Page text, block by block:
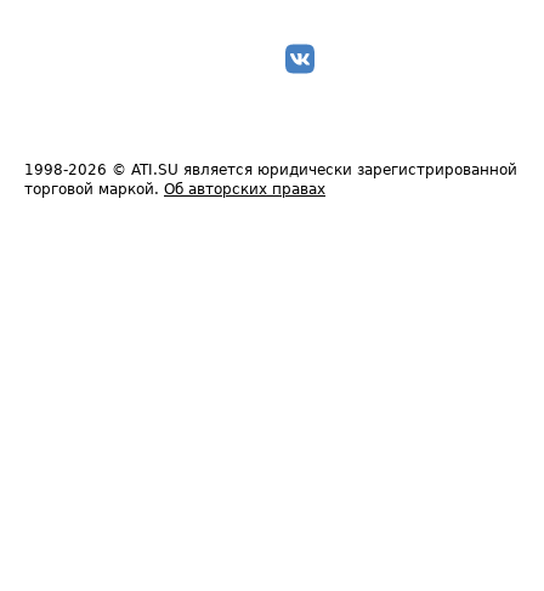
1998-2026 © ATI.SU является юридически зарегистрированной
торговой маркой. Об авторских правах